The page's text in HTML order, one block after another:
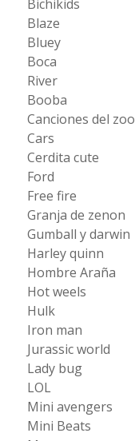
Bichikids
Blaze
Bluey
Boca
River
Booba
Canciones del zoo
Cars
Cerdita cute
Ford
Free fire
Granja de zenon
Gumball y darwin
Harley quinn
Hombre Araña
Hot weels
Hulk
Iron man
Jurassic world
Lady bug
LOL
Mini avengers
Mini Beats